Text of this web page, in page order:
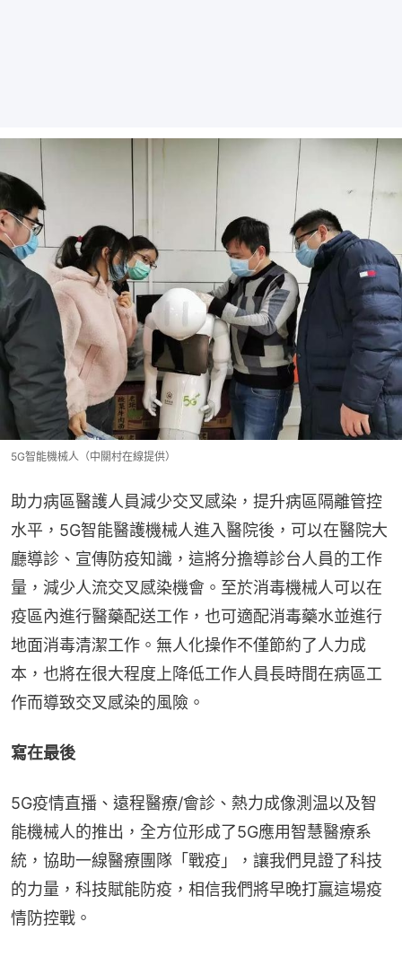
5G智能機械人（中關村在線提供）
助力病區醫護人員減少交叉感染，提升病區隔離管控
水平，5G智能醫護機械人進入醫院後，可以在醫院大
廳導診、宣傳防疫知識，這將分擔導診台人員的工作
量，減少人流交叉感染機會。至於消毒機械人可以在
疫區內進行醫藥配送工作，也可適配消毒藥水並進行
地面消毒清潔工作。無人化操作不僅節約了人力成
本，也將在很大程度上降低工作人員長時間在病區工
作而導致交叉感染的風險。
寫在最後
5G疫情直播、遠程醫療/會診、熱力成像測温以及智
能機械人的推出，全方位形成了5G應用智慧醫療系
統，協助一線醫療團隊「戰疫」，讓我們見證了科技
的力量，科技賦能防疫，相信我們將早晚打贏這場疫
情防控戰。